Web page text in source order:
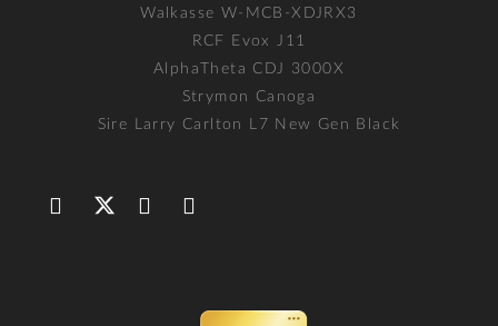
Walkasse W-MCB-XDJRX3
RCF Evox J11
AlphaTheta CDJ 3000X
Strymon Canoga
Sire Larry Carlton L7 New Gen Black